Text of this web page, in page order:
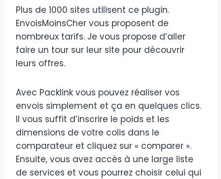
Plus de 1000 sites utilisent ce plugin.
EnvoisMoinsCher vous proposent de
nombreux tarifs. Je vous propose d’aller
faire un tour sur leur site pour découvrir
leurs offres.
Avec Packlink vous pouvez réaliser vos
envois simplement et ça en quelques clics.
Il vous suffit d’inscrire le poids et les
dimensions de votre colis dans le
comparateur et cliquez sur « comparer ».
Ensuite, vous avez accès à une large liste
de services et vous pourrez choisir celui qui